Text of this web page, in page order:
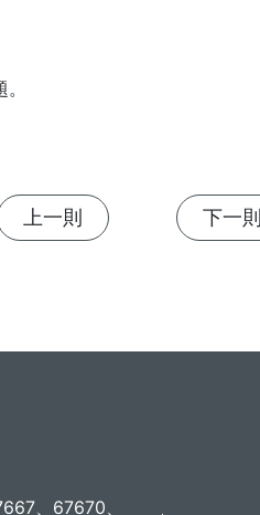
上一則 下一
、67670、